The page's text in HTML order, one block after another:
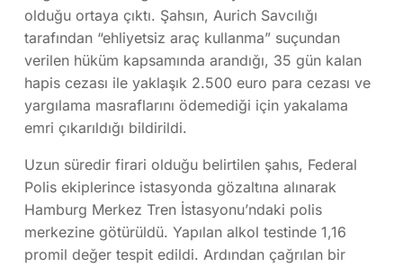
olduğu ortaya çıktı. Şahsın, Aurich Savcılığı
tarafından “ehliyetsiz araç kullanma” suçundan
verilen hüküm kapsamında arandığı, 35 gün kalan
hapis cezası ile yaklaşık 2.500 euro para cezası ve
yargılama masraflarını ödemediği için yakalama
emri çıkarıldığı bildirildi.
Uzun süredir firari olduğu belirtilen şahıs, Federal
Polis ekiplerince istasyonda gözaltına alınarak
Hamburg Merkez Tren İstasyonu’ndaki polis
merkezine götürüldü. Yapılan alkol testinde 1,16
promil değer tespit edildi. Ardından çağrılan bir